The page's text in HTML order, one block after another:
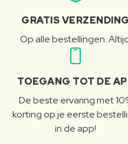
GRATIS VERZENDING
Op alle bestellingen.
TOEGANG TOT DE
De beste ervaring met
korting op je eerste
in de app!